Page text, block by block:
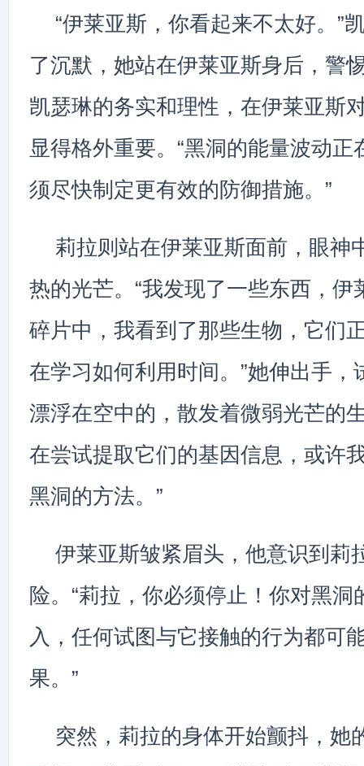
“伊莱亚斯，你看起来不太好。”
了沉默，她站在伊莱亚斯身后，警
凯瑟琳的务实和理性，在伊莱亚斯
显得格外重要。“黑洞的能量波动正
须尽快制定更有效的防御措施。”
莉拉则站在伊莱亚斯面前，眼神
热的光芒。“我发现了一些东西，伊
碎片中，我看到了那些生物，它们
在学习如何利用时间。”她伸出手，
漂浮在空中的，散发着微弱光芒的
在尝试提取它们的基因信息，或许
黑洞的方法。”
伊莱亚斯皱紧眉头，他意识到莉
险。“莉拉，你必须停止！你对黑洞
入，任何试图与它接触的行为都可
果。”
突然，莉拉的身体开始颤抖，她